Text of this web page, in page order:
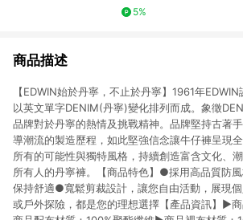
5%
商品描述
【EDWIN始於丹寧，不止於丹寧】1961年
以英文單字DENIM(丹寧)變化排列而成。象徵
品牌對於丹寧的熱情及挑戰精神。品牌堅持古著
導潮流的製造歷程，如此堅強信念讓牛仔褲呈現
所有的可能性與獨特風格，持續創造富含文化、
所有人的丹寧褲。【商品特色】●採用高品質防風
保持舒適●寬鬆剪裁設計，讓您自由活動，展現
或戶外探險，都是您的理想選擇【產品資訊】▶